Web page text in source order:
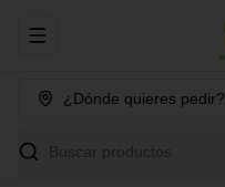
Abrir menu de navegación
¿Dónde quieres pedir?
Buscar productos